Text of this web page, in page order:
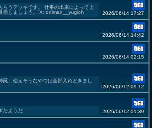
らうデッキです。 仕事の出来によって上
指しましょう。 X: oniman__yugioh
2026/06/14 17:27
2026/06/14 14:42
2026/06/14 02:15
罠、使えそうなやつは全部入れときまし
2026/06/12 09:12
たようだ 2026/06/12 01:39